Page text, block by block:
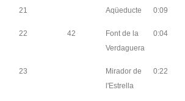
21 Aqüeducte 0:09
22 42
Font de la
Verdaguera
0:04
23
Mirador de
l'Estrella
0:22